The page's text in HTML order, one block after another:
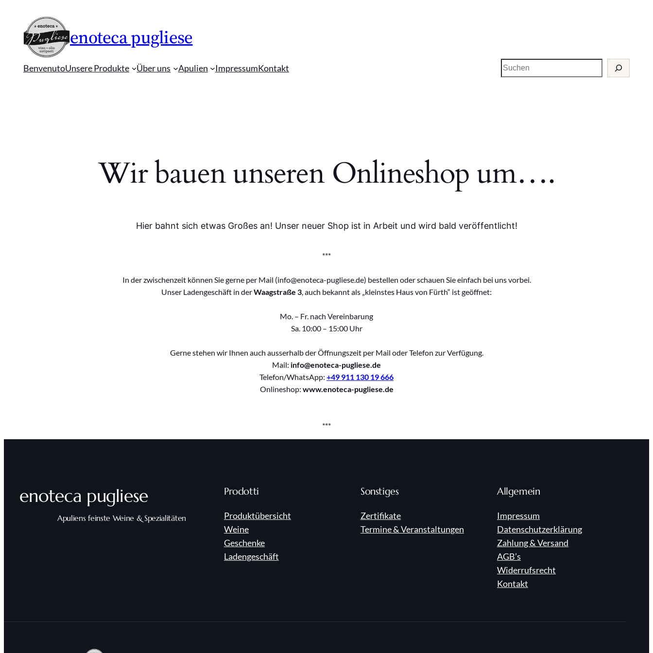
enoteca pugliese
BenvenutoUnsere Produkte Über uns Apulien ImpressumKontakt Suchen
Wir bauen unseren Onlineshop um….
Hier bahnt sich etwas Großes an! Unser neuer Shop ist in Arbeit und wird bald veröffentlicht!
***
In der zwischenzeit können Sie gerne per Mail (info@enoteca-pugliese.de) bestellen oder schauen Sie einfach bei uns vorbei.
Unser Ladengeschäft in derWaagstraße 3 , auch bekannt als „kleinstes Haus von Fürth“ ist geöffnet:
Mo. – Fr. nach Vereinbarung
Sa. 10:00 – 15:00 Uhr
Gerne stehen wir Ihnen auch ausserhalb der Öffnungszeit per Mail oder Telefon zur Verfügung.
Mail: info@enoteca-pugliese.de
Telefon/WhatsApp: +49 911 130 19 666
Onlineshop: www.enoteca-pugliese.de
***
enoteca pugliese
Apuliens feinste Weine & Spezialitäten
Prodotti
Produktübersicht
Weine
Geschenke
Ladengeschäft
Sonstiges
Zertifikate
Termine & Veranstaltungen
Allgemein
Impressum
Datenschutzerklärung
Zahlung & Versand
AGB’s
Widerrufsrecht
Kontakt